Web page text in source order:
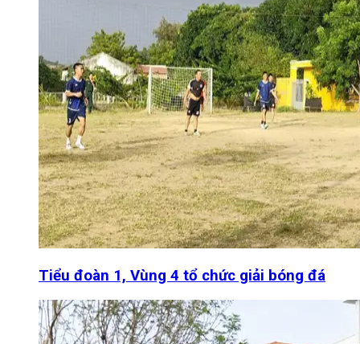
Tiểu đoàn 1, Vùng 4 tổ chức giải bóng đá